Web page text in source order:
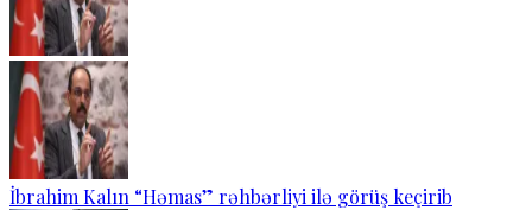
İbrahim Kalın “Həmas” rəhbərliyi ilə görüş keçirib